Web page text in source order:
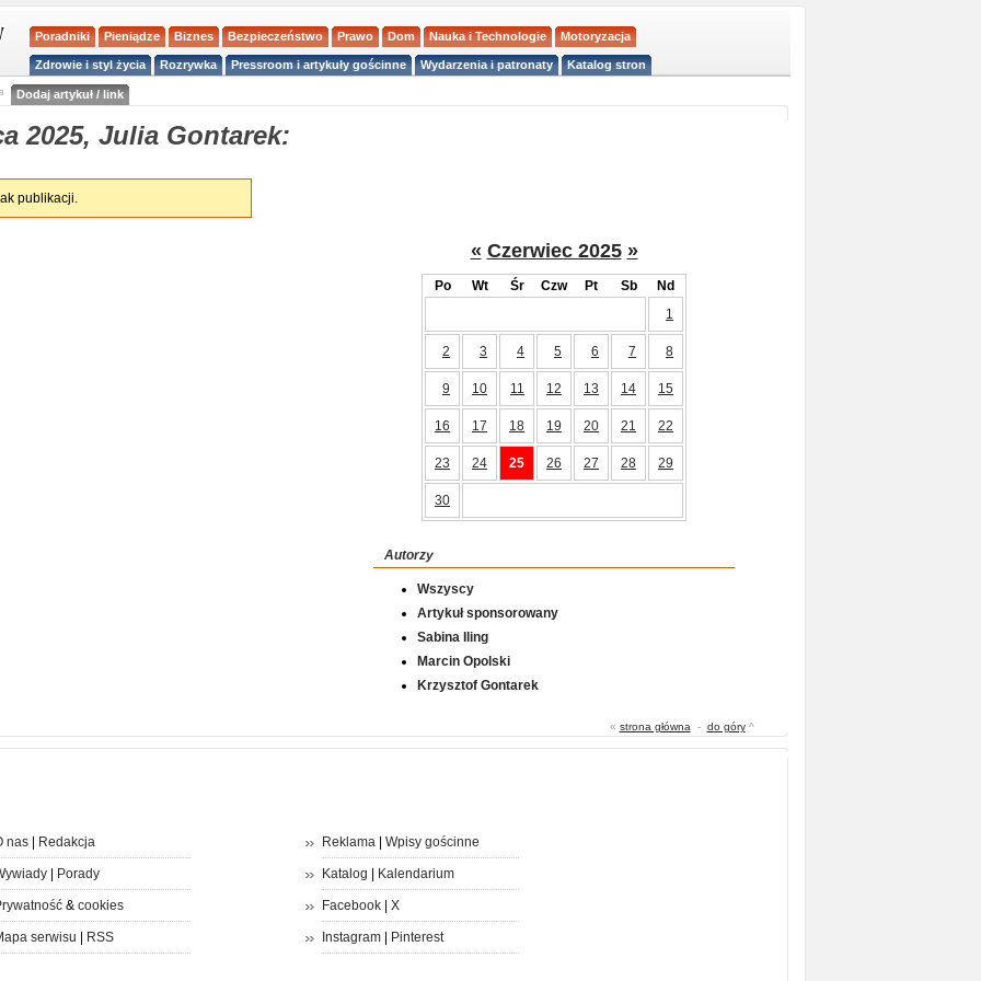
Poradniki Pieniądze Biznes Bezpieczeństwo Prawo Dom Nauka i Technologie Motoryzacja
Zdrowie i styl życia Rozrywka Pressroom i artykuły gościnne Wydarzenia i patronaty Katalog stron
Dodaj artykuł / link
2025, Julia Gontarek:
publikacji.
« Czerwiec 2025 »
Po Wt Śr Czw Pt Sb
Nd
1
2 3 4 5 6 7 8
9 10 11 12 13 14 15
16 17 18 19 20 21 22
23 24 25 26 27 28 29
30
Autorzy
Wszyscy
Artykuł sponsorowany
Sabina Iling
Marcin Opolski
Krzysztof Gontarek
« strona główna - do góry^
nas| Redakcja
| Porady
& cookies
serwisu RSS
Reklama| Wpisy gościnne
Katalog Kalendarium
Facebook| X
Instagram| Pinterest